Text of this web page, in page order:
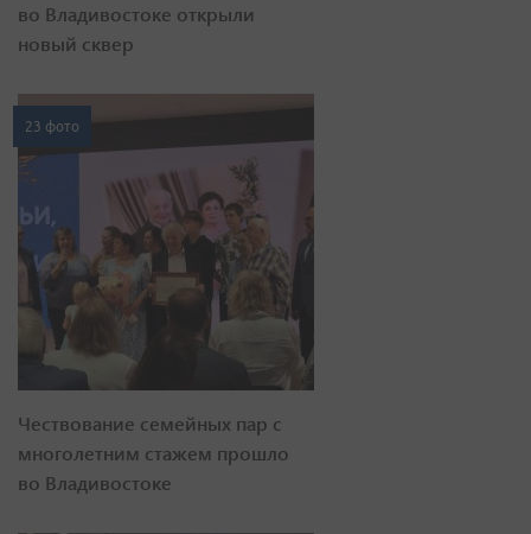
во Владивостоке открыли
новый сквер
23 фото
Чествование семейных пар с
многолетним стажем прошло
во Владивостоке